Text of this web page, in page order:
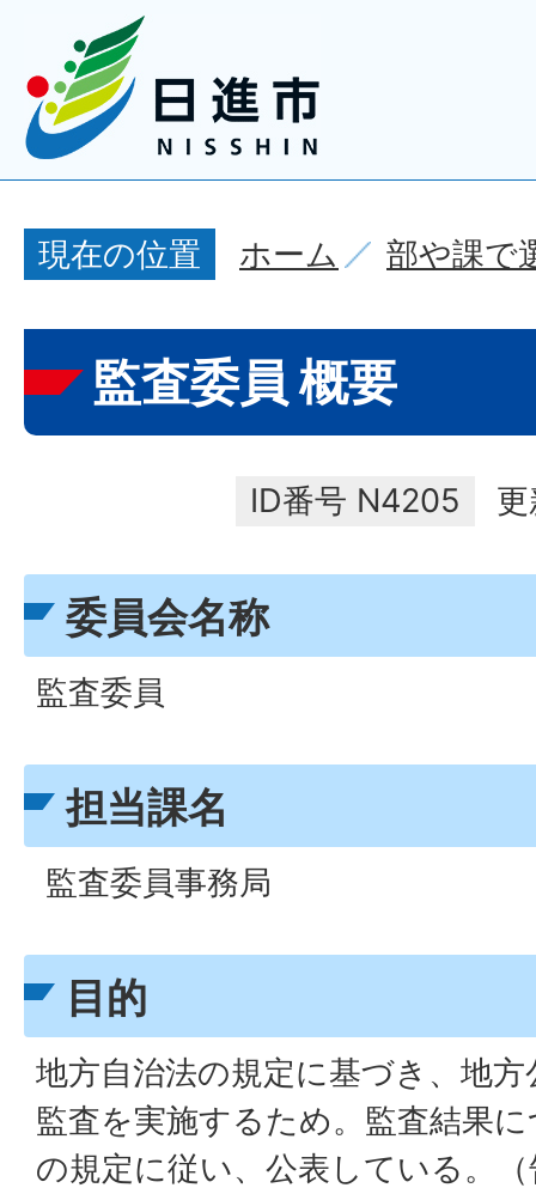
現在の位置 ホーム 部や課で
監査委員 概要
ID番号 N4205
委員会名称
監査委員
担当課名
監査委員事務局
目的
地方自治法の規定に基づき、地
監査を実施するため。監査結果
の規定に従い、公表している。